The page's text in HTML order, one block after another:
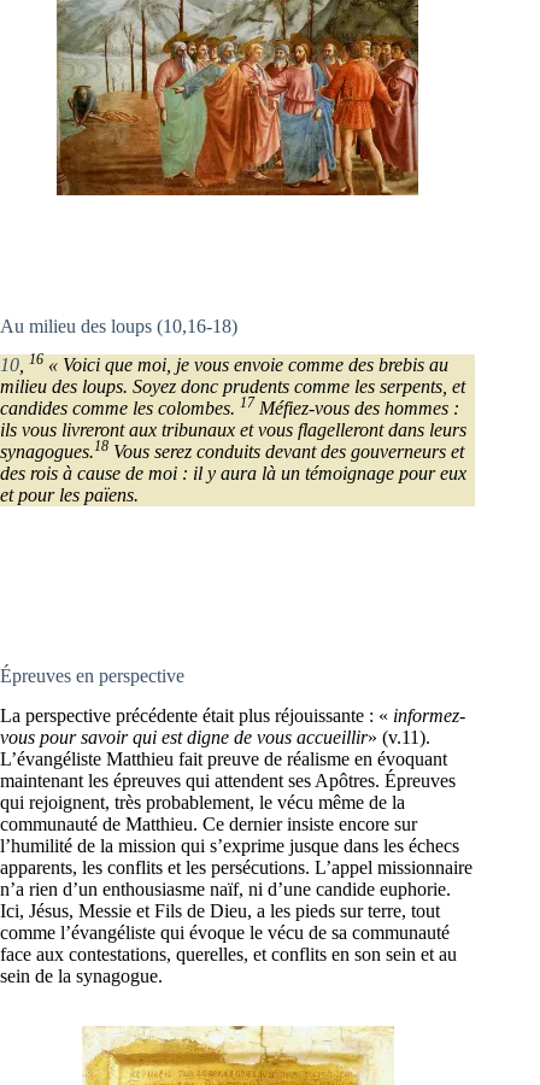
Au milieu des loups (10,16-18)
10 16 « Voici que moi, je vous envoie comme des brebis au
milieu des loups. Soyez donc prudents comme les serpents, et
candides comme les colombes. 17 Méfiez-vous des hommes :
ils vous livreront aux tribunaux et vous flagelleront dans leurs
synagogues.18 Vous serez conduits devant des gouverneurs et
des rois à cause de moi : il y aura là un témoignage pour eux
et pour les païens.
Épreuves en perspective
La perspective précédente était plus réjouissante : « informez-
vous pour savoir qui est digne de vous accueillir» (v.11).
L’évangéliste Matthieu fait preuve de réalisme en évoquant
maintenant les épreuves qui attendent ses Apôtres. Épreuves
qui rejoignent, très probablement, le vécu même de la
communauté de Matthieu. Ce dernier insiste encore sur
l’humilité de la mission qui s’exprime jusque dans les échecs
apparents, les conflits et les persécutions. L’appel missionnaire
n’a rien d’un enthousiasme naïf, ni d’une candide euphorie.
Ici, Jésus, Messie et Fils de Dieu, a les pieds sur terre, tout
comme l’évangéliste qui évoque le vécu de sa communauté
face aux contestations, querelles, et conflits en son sein et au
sein de la synagogue.